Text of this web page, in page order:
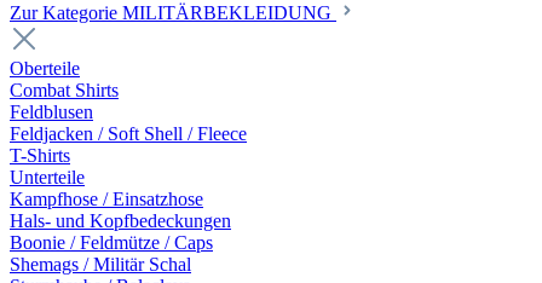
Zur Kategorie MILITÄRBEKLEIDUNG
Oberteile
Combat Shirts
Feldblusen
Feldjacken / Soft Shell / Fleece
T-Shirts
Unterteile
Kampfhose / Einsatzhose
Hals- und Kopfbedeckungen
Boonie / Feldmütze / Caps
Shemags / Militär Schal